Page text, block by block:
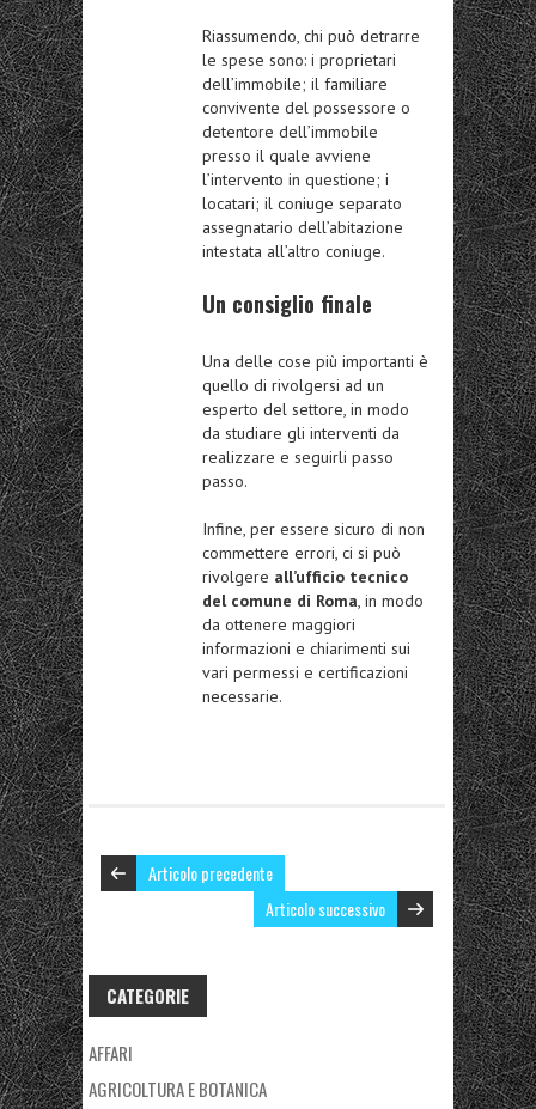
Riassumendo, chi può detrarre
le spese sono: i proprietari
dell’immobile; il familiare
convivente del possessore o
detentore dell’immobile
presso il quale avviene
l’intervento in questione; i
locatari; il coniuge separato
assegnatario dell’abitazione
intestata all’altro coniuge.
Un consiglio finale
Una delle cose più importanti è
quello di rivolgersi ad un
esperto del settore, in modo
da studiare gli interventi da
realizzare e seguirli passo
passo.
Infine, per essere sicuro di non
commettere errori, ci si può
rivolgere all’ufficio tecnico
del comune di Roma , in modo
da ottenere maggiori
informazioni e chiarimenti sui
vari permessi e certificazioni
necessarie.
Articolo precedente
Articolo successivo
CATEGORIE
AFFARI
AGRICOLTURA E BOTANICA